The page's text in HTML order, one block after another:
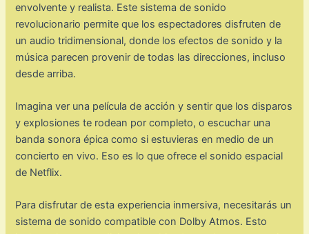
envolvente y realista. Este sistema de sonido
revolucionario permite que los espectadores disfruten de
un audio tridimensional, donde los efectos de sonido y la
música parecen provenir de todas las direcciones, incluso
desde arriba.
Imagina ver una película de acción y sentir que los disparos
y explosiones te rodean por completo, o escuchar una
banda sonora épica como si estuvieras en medio de un
concierto en vivo. Eso es lo que ofrece el sonido espacial
de Netflix.
Para disfrutar de esta experiencia inmersiva, necesitarás un
sistema de sonido compatible con Dolby Atmos. Esto